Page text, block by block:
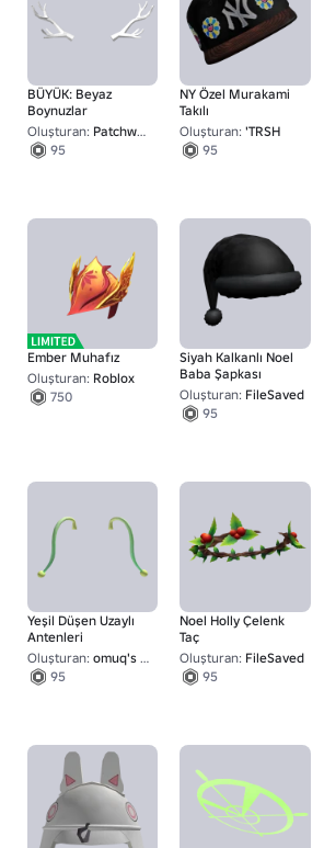
BÜYÜK: Beyaz
Boynuzlar
Oluşturan: Patchworkѕ
95
NY Özel Murakami
Takılı
Oluşturan: 'TRSH
95
Ember Muhafız
Oluşturan: Roblox
750
Siyah Kalkanlı Noel
Baba Şapkası
Oluşturan: FileSaved
95
Yeşil Düşen Uzaylı
Antenleri
Oluşturan: omuq's UGC
95
Noel Holly Çelenk
Taç
Oluşturan: FileSaved
95